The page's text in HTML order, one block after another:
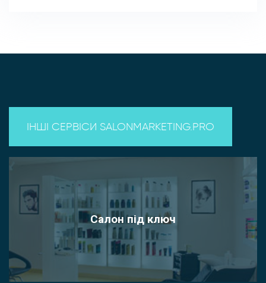
ІНШІ СЕРВІСИ SALONMARKETING.PRO
Салон під ключ